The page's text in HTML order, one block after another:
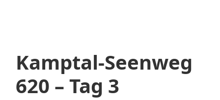
Kamptal-Seenweg
620 – Tag 3